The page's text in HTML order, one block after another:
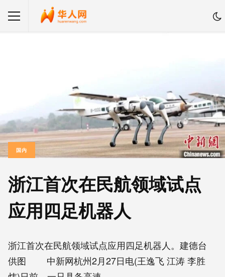
国内
浙江首次在民航领域试点
应用四足机器人
浙江首次在民航领域试点应用四足机器人。建德台
供图 中新网杭州2月27日电(王逸飞 江涛 李胜